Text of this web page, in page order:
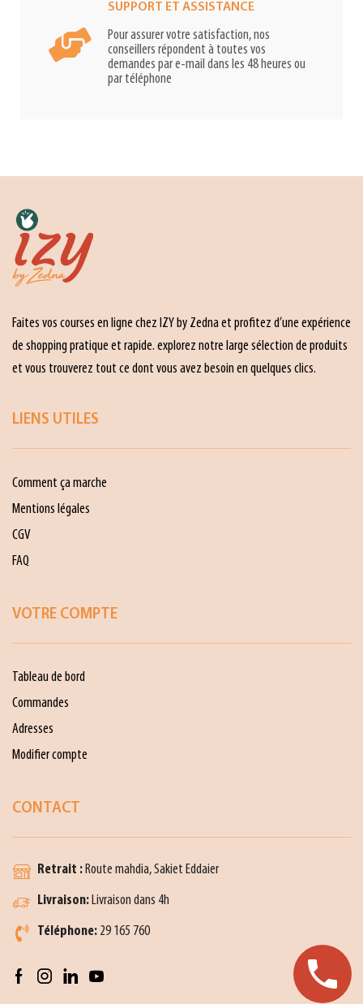
SUPPORT ET ASSISTANCE
Pour assurer votre satisfaction, nos
conseillers répondent à toutes vos
demandes par e-mail dans les 48 heures ou
par téléphone
Faites vos courses en ligne chez IZY by Zedna et profitez d’une expérience
de shopping pratique et rapide. explorez notre large sélection de produits
et vous trouverez tout ce dont vous avez besoin en quelques clics.
LIENS UTILES
Comment ça marche
Mentions légales
CGV
FAQ
VOTRE COMPTE
Tableau de bord
Commandes
Adresses
Modifier compte
CONTACT
Retrait :Route mahdia, Sakiet Eddaier
Livraison:Livraison dans 4h
Téléphone: 29 165 760